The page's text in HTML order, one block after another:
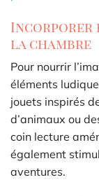
Incorporer
la chambre
Pour nourrir
éléments
jouets inspirés
d’animaux ou
coin lecture
également
aventures.